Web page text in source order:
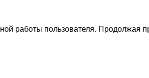
работы пользователя. Продолжая